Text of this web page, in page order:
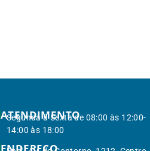
ATENDIMENTO
Segunda à Sexta de 08:00 às 12:00-
14:00 às 18:00
ENDEREÇO